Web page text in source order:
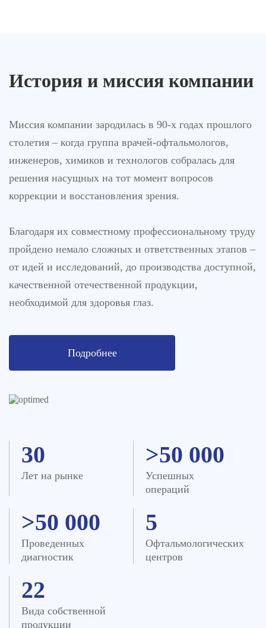
История и миссия компании
Миссия компании зародилась в 90-х годах прошлого
столетия – когда группа врачей-офтальмологов,
инженеров, химиков и технологов собралась для
решения насущных на тот момент вопросов
коррекции и восстановления зрения.
Благодаря их совместному профессиональному труду
пройдено немало сложных и ответственных этапов –
от идей и исследований, до производства доступной,
качественной отечественной продукции,
необходимой для здоровья глаз.
Подробнее
30
Лет на рынке
>50 000
Успешных
операций
>50 000
Проведенных
диагностик
5
Офтальмологических
центров
22
Вида собственной
продукции